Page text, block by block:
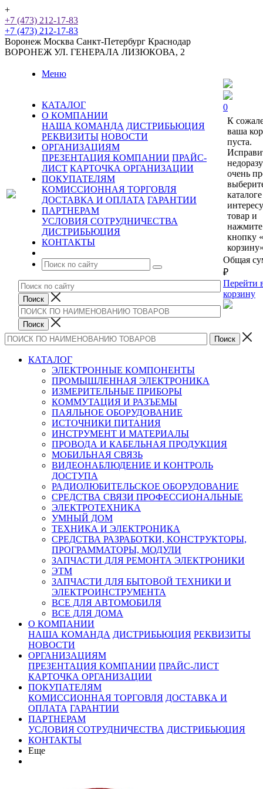
+
+7 (473) 212-17-83
+7 (473) 212-17-83
Воронеж Москва Санкт-Петербург Краснодар
ВОРОНЕЖ УЛ. ГЕНЕРАЛА ЛИЗЮКОВА, 2
Меню
КАТАЛОГ
О КОМПАНИИ
НАША КОМАНДА ДИСТРИБЬЮЦИЯ
РЕКВИЗИТЫ НОВОСТИ
ОРГАНИЗАЦИЯМ
ПРЕЗЕНТАЦИЯ КОМПАНИИ ПРАЙС-
ЛИСТ КАРТОЧКА ОРГАНИЗАЦИИ
ПОКУПАТЕЛЯМ
КОМИССИОННАЯ ТОРГОВЛЯ
ДОСТАВКА И ОПЛАТА ГАРАНТИИ
ПАРТНЕРАМ
УСЛОВИЯ СОТРУДНИЧЕСТВА
ДИСТРИБЬЮЦИЯ
КОНТАКТЫ
0
К
ваша
пуста.
очень
каталоге
товар и
нажмите
кнопку
Общая
₽
Перейти
корзину
КАТАЛОГ
ЭЛЕКТРОННЫЕ КОМПОНЕНТЫ
ПРОМЫШЛЕННАЯ ЭЛЕКТРОНИКА
ИЗМЕРИТЕЛЬНЫЕ ПРИБОРЫ
КОММУТАЦИЯ И РАЗЪЕМЫ
ПАЯЛЬНОЕ ОБОРУДОВАНИЕ
ИСТОЧНИКИ ПИТАНИЯ
ИНСТРУМЕНТ И МАТЕРИАЛЫ
ПРОВОДА И КАБЕЛЬНАЯ ПРОДУКЦИЯ
МОБИЛЬНАЯ СВЯЗЬ
ВИДЕОНАБЛЮДЕНИЕ И КОНТРОЛЬ
ДОСТУПА
РАДИОЛЮБИТЕЛЬСКОЕ ОБОРУДОВАНИЕ
СРЕДСТВА СВЯЗИ ПРОФЕССИОНАЛЬНЫЕ
ЭЛЕКТРОТЕХНИКА
УМНЫЙ ДОМ
ТЕХНИКА И ЭЛЕКТРОНИКА
СРЕДСТВА РАЗРАБОТКИ, КОНСТРУКТОРЫ,
ПРОГРАММАТОРЫ, МОДУЛИ
ЗАПЧАСТИ ДЛЯ РЕМОНТА ЭЛЕКТРОНИКИ
ЭТМ
ЗАПЧАСТИ ДЛЯ БЫТОВОЙ ТЕХНИКИ И
ЭЛЕКТРОИНСТРУМЕНТА
ВСЕ ДЛЯ АВТОМОБИЛЯ
ВСЕ ДЛЯ ДОМА
О КОМПАНИИ
НАША КОМАНДА ДИСТРИБЬЮЦИЯ РЕКВИЗИТЫ
НОВОСТИ
ОРГАНИЗАЦИЯМ
ПРЕЗЕНТАЦИЯ КОМПАНИИ ПРАЙС-ЛИСТ
КАРТОЧКА ОРГАНИЗАЦИИ
ПОКУПАТЕЛЯМ
КОМИССИОННАЯ ТОРГОВЛЯ ДОСТАВКА И
ОПЛАТА ГАРАНТИИ
ПАРТНЕРАМ
УСЛОВИЯ СОТРУДНИЧЕСТВА ДИСТРИБЬЮЦИЯ
КОНТАКТЫ
Еще